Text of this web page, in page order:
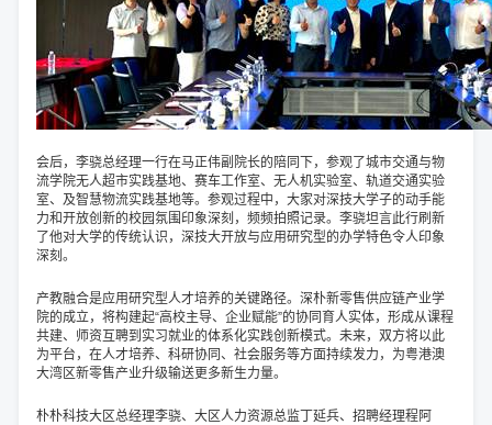
会后，李骁总经理一行在马正伟副院长的陪同下，参观了城市交通与物
流学院无人超市实践基地、赛车工作室、无人机实验室、轨道交通实验
室、及智慧物流实践基地等。参观过程中，大家对深技大学子的动手能
力和开放创新的校园氛围印象深刻，频频拍照记录。李骁坦言此行刷新
了他对大学的传统认识，深技大开放与应用研究型的办学特色令人印象
深刻。
产教融合是应用研究型人才培养的关键路径。深朴新零售供应链产业学
院的成立，将构建起“高校主导、企业赋能”的协同育人实体，形成从课程
共建、师资互聘到实习就业的体系化实践创新模式。未来，双方将以此
为平台，在人才培养、科研协同、社会服务等方面持续发力，为粤港澳
大湾区新零售产业升级输送更多新生力量。
朴朴科技大区总经理李骁、大区人力资源总监丁延兵、招聘经理程阿